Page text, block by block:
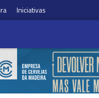
Iniciativas